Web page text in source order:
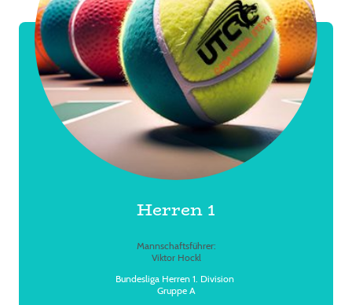
Herren 1
Mannschaftsführer:
Viktor Hockl
Bundesliga Herren 1. Division
Gruppe A